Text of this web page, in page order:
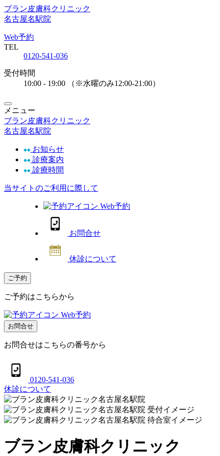
ブラン皮膚科クリニック
名古屋名駅院
Web予約
TEL
0120-541-036
受付時間
10:00 - 19:00
（※水曜のみ12:00-21:00）
メニュー
ブラン皮膚科クリニック
名古屋名駅院
お知らせ
診療案内
診療時間
当サイトのご利用に際して
Web予約
お問合せ
休診について
ご予約
ご予約はこちらから
Web予約
お問合せ
お問合せはこちらの番号から
0120-541-036
休診について
ブラン皮膚科クリニック